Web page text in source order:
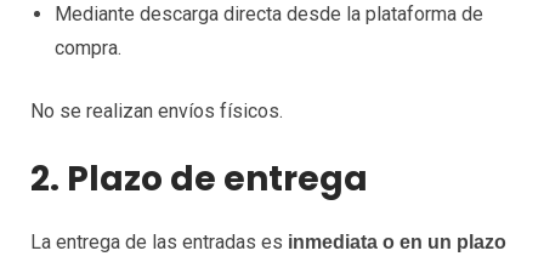
Mediante descarga directa desde la plataforma de
compra.
No se realizan envíos físicos.
2. Plazo de entrega
La entrega de las entradas es inmediata o en un plazo